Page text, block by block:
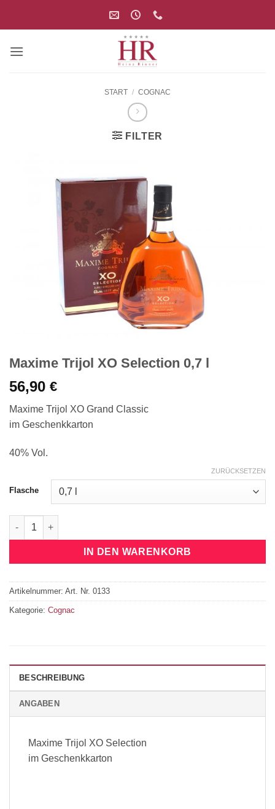
START / COGNAC
FILTER
Maxime Trijol XO Selection 0,7 l
56,90 €
Maxime Trijol XO Grand Classic
im Geschenkkarton
40% Vol.
Flasche
ZURÜCKSETZEN
Maxime Trijol XO Selection 0,7 l Menge
IN DEN WARENKORB
Artikelnummer: Art. Nr. 0133
Kategorie: Cognac
BESCHREIBUNG
ANGABEN
Maxime Trijol XO Selection
im Geschenkkarton